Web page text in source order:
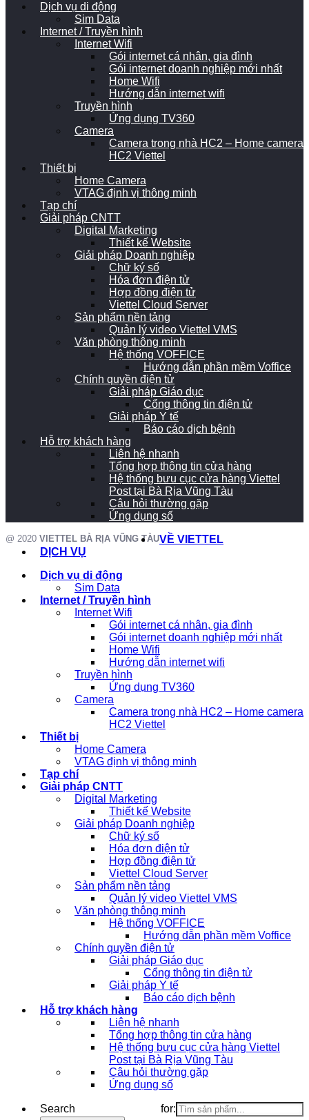
Dịch vụ di động
Sim Data
Internet / Truyền hình
Internet Wifi
Gói internet cá nhân, gia đình
Gói internet doanh nghiệp mới nhất
Home Wifi
Hướng dẫn internet wifi
Truyền hình
Ứng dụng TV360
Camera
Camera trong nhà HC2 – Home camera
HC2 Viettel
Thiết bị
Home Camera
VTAG định vị thông minh
Tạp chí
Giải pháp CNTT
Digital Marketing
Thiết kế Website
Giải pháp Doanh nghiệp
Chữ ký số
Hóa đơn điện tử
Hợp đồng điện tử
Viettel Cloud Server
Sản phẩm nền tảng
Quản lý video Viettel VMS
Văn phòng thông minh
Hệ thống VOFFICE
Hướng dẫn phần mềm Voffice
Chính quyền điện tử
Giải pháp Giáo dục
Cổng thông tin điện tử
Giải pháp Y tế
Báo cáo dịch bệnh
Hỗ trợ khách hàng
Liên hệ nhanh
Tổng hợp thông tin cửa hàng
Hệ thống bưu cục cửa hàng Viettel
Post tại Bà Rịa Vũng Tàu
Câu hỏi thường gặp
Ứng dụng số
@ 2020 VIETTEL BÀ RỊA VŨNG TÀUVỀ VIETTEL
DỊCH VỤ
Dịch vụ di động
Sim Data
Internet / Truyền hình
Internet Wifi
Gói internet cá nhân, gia đình
Gói internet doanh nghiệp mới nhất
Home Wifi
Hướng dẫn internet wifi
Truyền hình
Ứng dụng TV360
Camera
Camera trong nhà HC2 – Home camera
HC2 Viettel
Thiết bị
Home Camera
VTAG định vị thông minh
Tạp chí
Giải pháp CNTT
Digital Marketing
Thiết kế Website
Giải pháp Doanh nghiệp
Chữ ký số
Hóa đơn điện tử
Hợp đồng điện tử
Viettel Cloud Server
Sản phẩm nền tảng
Quản lý video Viettel VMS
Văn phòng thông minh
Hệ thống VOFFICE
Hướng dẫn phần mềm Voffice
Chính quyền điện tử
Giải pháp Giáo dục
Cổng thông tin điện tử
Giải pháp Y tế
Báo cáo dịch bệnh
Hỗ trợ khách hàng
Liên hệ nhanh
Tổng hợp thông tin cửa hàng
Hệ thống bưu cục cửa hàng Viettel
Post tại Bà Rịa Vũng Tàu
Câu hỏi thường gặp
Ứng dụng số
Search for: